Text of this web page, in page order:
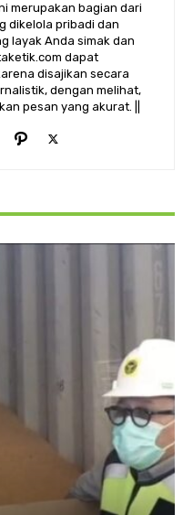
merupakan bagian dari
dikelola pribadi dan
layak Anda simak dan
dapat
disajikan secara
dengan melihat,
pesan yang akurat. ||